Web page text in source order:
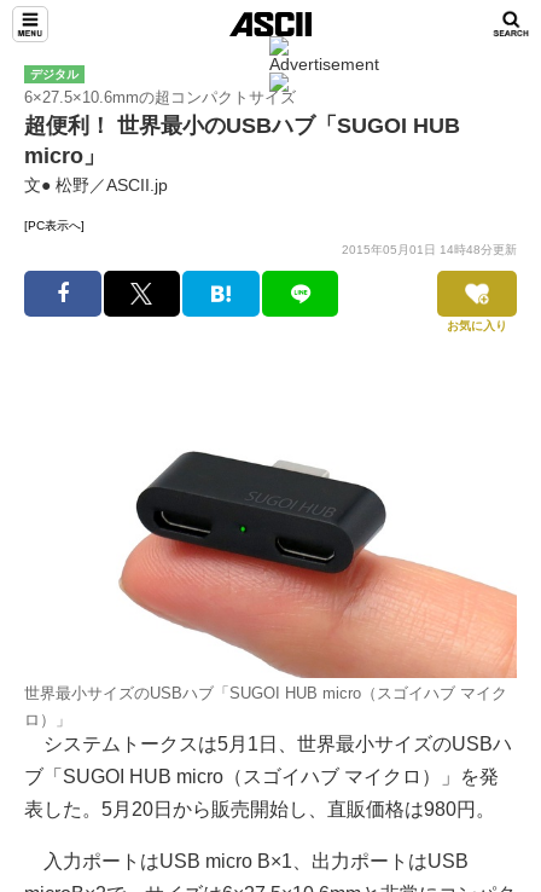
デジタル
6×27.5×10.6mmの超コンパクトサイズ
超便利！ 世界最小のUSBハブ「SUGOI HUB
micro」
文● 松野／ASCII.jp
[PC表示へ]
2015年05月01日 14時48分更新
お気に入り
世界最小サイズのUSBハブ「SUGOI HUB micro（スゴイハブ マイク
ロ）」
システムトークスは5月1日、世界最小サイズのUSBハ
ブ「SUGOI HUB micro（スゴイハブ マイクロ）」を発
表した。5月20日から販売開始し、直販価格は980円。
入力ポートはUSB micro B×1、出力ポートはUSB